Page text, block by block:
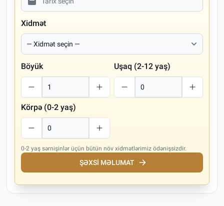
Xidmət
Böyük Uşaq (2-12 yaş)
Körpə (0-2 yaş)
0-2 yaş sərnişinlər üçün bütün növ xidmətlərimiz ödənişsizdir.
ŞƏXSI MƏLUMAT